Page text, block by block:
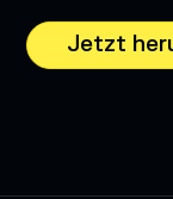
Jetzt